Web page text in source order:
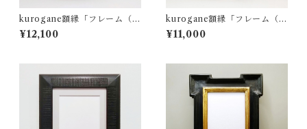
kurogane額縁「フレーム（ブ
ラックゴールド・オーバ
ル）」
¥12,100
kurogane額縁「フレーム（ブ
ラックゴールド・オーバ
ル）」
¥11,000